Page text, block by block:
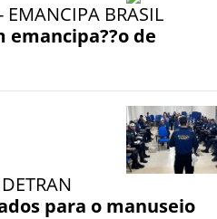
EMANCIPA BRASIL
de
para o manuseio